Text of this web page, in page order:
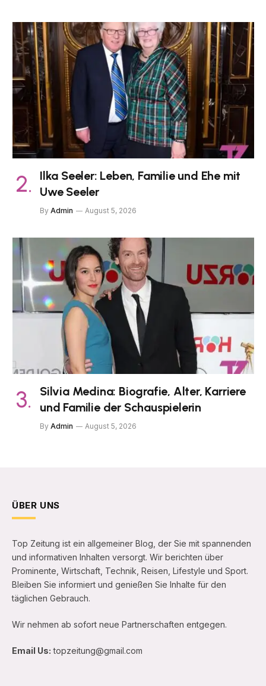
Ilka Seeler: Leben, Familie und Ehe mit
Uwe Seeler
By Admin August 5, 2026
Silvia Medina: Biografie, Alter, Karriere
und Familie der Schauspielerin
By Admin August 5, 2026
ÜBER UNS
Top Zeitung ist ein allgemeiner Blog, der Sie mit spannenden
und informativen Inhalten versorgt. Wir berichten über
Prominente, Wirtschaft, Technik, Reisen, Lifestyle und Sport.
Bleiben Sie informiert und genießen Sie Inhalte für den
täglichen Gebrauch.
Wir nehmen ab sofort neue Partnerschaften entgegen.
Email Us: topzeitung@gmail.com